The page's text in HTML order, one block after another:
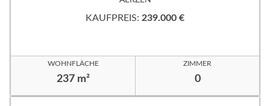
KAUFPREIS: 239.000 €
WOHNFLÄCHE
237 m²
ZIMMER
0